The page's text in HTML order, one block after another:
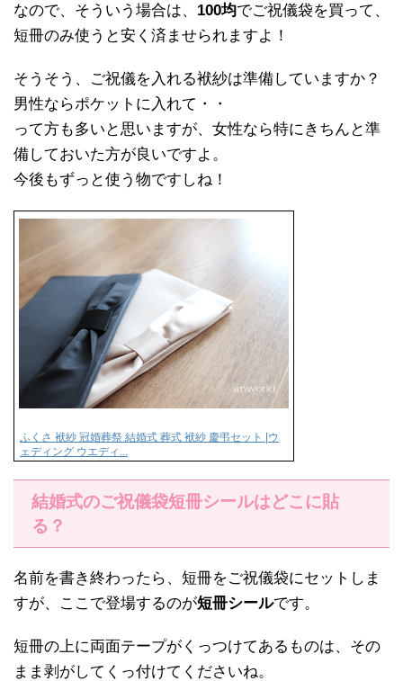
なので、そういう場合は、 100均でご祝儀袋を買って、
短冊のみ使うと安く済ませられますよ！
そうそう、ご祝儀を入れる袱紗は準備していますか？
男性ならポケットに入れて・・
って方も多いと思いますが、女性なら特にきちんと準
備しておいた方が良いですよ。
今後もずっと使う物ですしね！
ふくさ 袱紗 冠婚葬祭 結婚式 葬式 袱紗 慶弔セット |ウ
ェディング ウエディ...
結婚式のご祝儀袋短冊シールはどこに貼
る？
名前を書き終わったら、短冊をご祝儀袋にセットしま
すが、ここで登場するのが短冊シールです。
短冊の上に両面テープがくっつけてあるものは、その
まま剥がしてくっ付けてくださいね。